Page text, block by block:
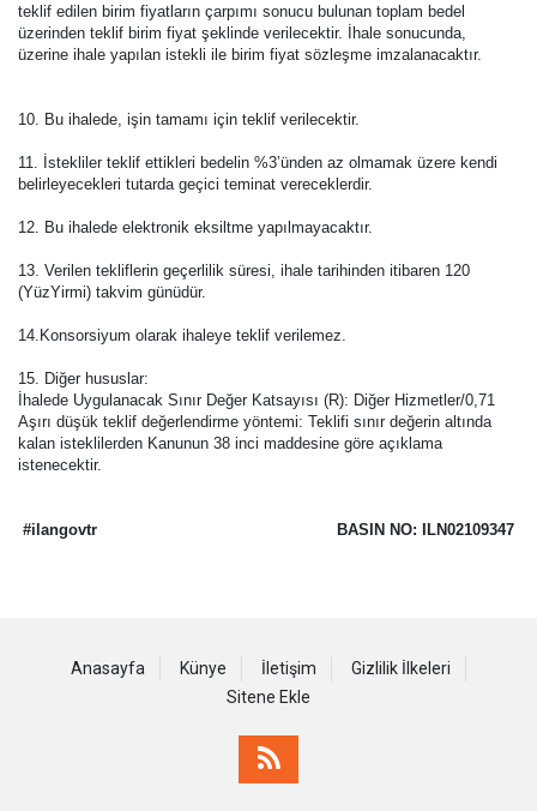
teklif edilen birim fiyatların çarpımı sonucu bulunan toplam bedel
üzerinden teklif birim fiyat şeklinde verilecektir. İhale sonucunda,
üzerine ihale yapılan istekli ile birim fiyat sözleşme imzalanacaktır.
10. Bu ihalede, işin tamamı için teklif verilecektir.
11. İstekliler teklif ettikleri bedelin %3’ünden az olmamak üzere kendi
belirleyecekleri tutarda geçici teminat vereceklerdir.
12. Bu ihalede elektronik eksiltme yapılmayacaktır.
13. Verilen tekliflerin geçerlilik süresi, ihale tarihinden itibaren 120
(YüzYirmi) takvim günüdür.
14.Konsorsiyum olarak ihaleye teklif verilemez.
15. Diğer hususlar:
İhalede Uygulanacak Sınır Değer Katsayısı (R): Diğer Hizmetler/0,71
Aşırı düşük teklif değerlendirme yöntemi: Teklifi sınır değerin altında
kalan isteklilerden Kanunun 38 inci maddesine göre açıklama
istenecektir.
#ilangovtr BASIN NO: ILN02109347
Anasayfa Künye İletişim
Gizlilik İlkeleri
Sitene Ekle